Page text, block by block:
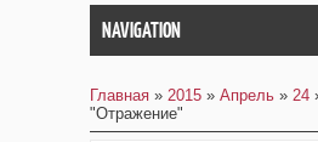
NAVIGATION
Главная » 2015 » Апрель » 24
"Отражение"